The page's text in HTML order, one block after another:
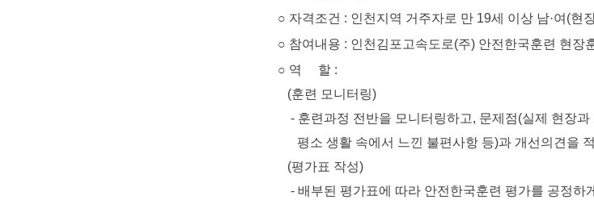
○ 자격조건 : 인천지역 거주자로 만 19세 이상 남·여(현
○ 참여내용 : 인천김포고속도로(주) 안전한국훈련 현장
○ 역 할 :
(훈련 모니터링)
- 훈련과정 전반을 모니터링하고, 문제점(실제 현장과
평소 생활 속에서 느낀 불편사항 등)과 개선의견을 적
(평가표 작성)
- 배부된 평가표에 따라 안전한국훈련 평가를 공정하